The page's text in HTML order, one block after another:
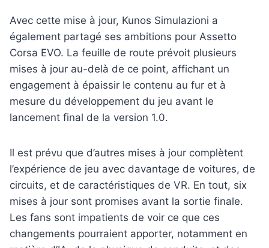
Avec cette mise à jour, Kunos Simulazioni a
également partagé ses ambitions pour Assetto
Corsa EVO. La feuille de route prévoit plusieurs
mises à jour au-delà de ce point, affichant un
engagement à épaissir le contenu au fur et à
mesure du développement du jeu avant le
lancement final de la version 1.0.
Il est prévu que d’autres mises à jour complètent
l’expérience de jeu avec davantage de voitures, de
circuits, et de caractéristiques de VR. En tout, six
mises à jour sont promises avant la sortie finale.
Les fans sont impatients de voir ce que ces
changements pourraient apporter, notamment en